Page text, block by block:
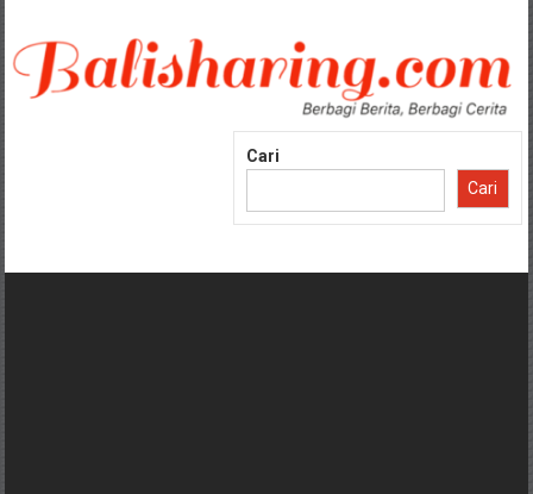
konten
Cari
Cari